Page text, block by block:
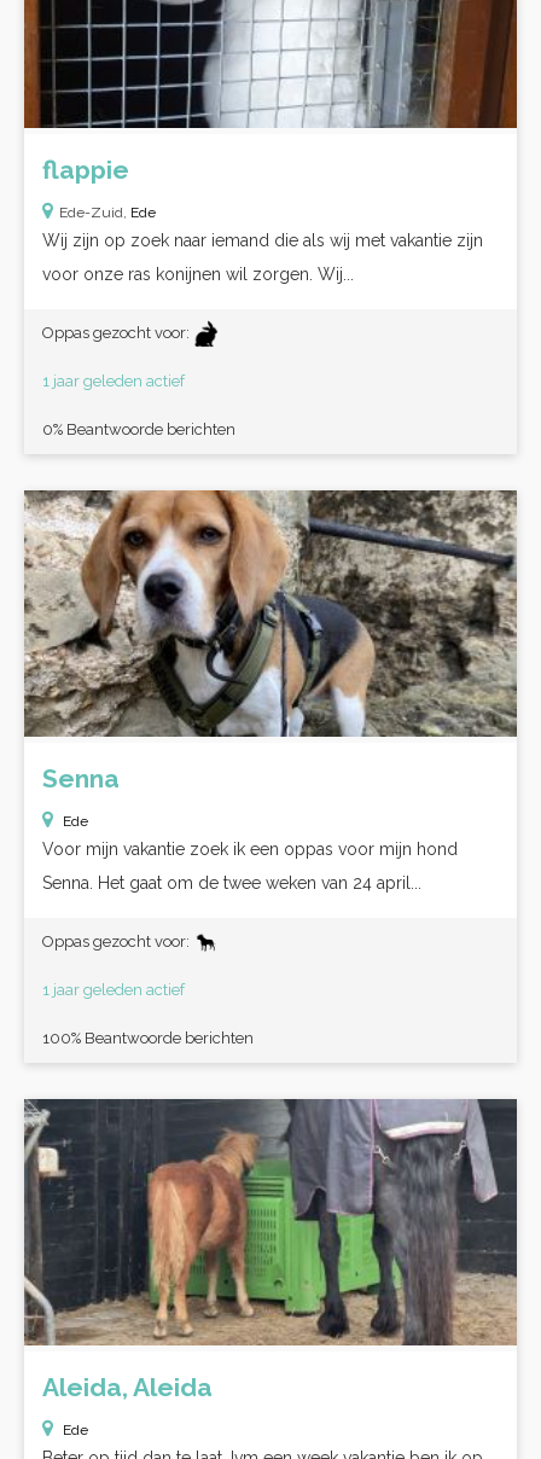
flappie
Ede-Zuid, Ede
Wij zijn op zoek naar iemand die als wij met vakantie zijn
voor onze ras konijnen wil zorgen. Wij...
Oppas gezocht voor:
1 jaar geleden actief
0% Beantwoorde berichten
Senna
Ede
Voor mijn vakantie zoek ik een oppas voor mijn hond
Senna. Het gaat om de twee weken van 24 april...
Oppas gezocht voor:
1 jaar geleden actief
100% Beantwoorde berichten
Aleida, Aleida
Ede